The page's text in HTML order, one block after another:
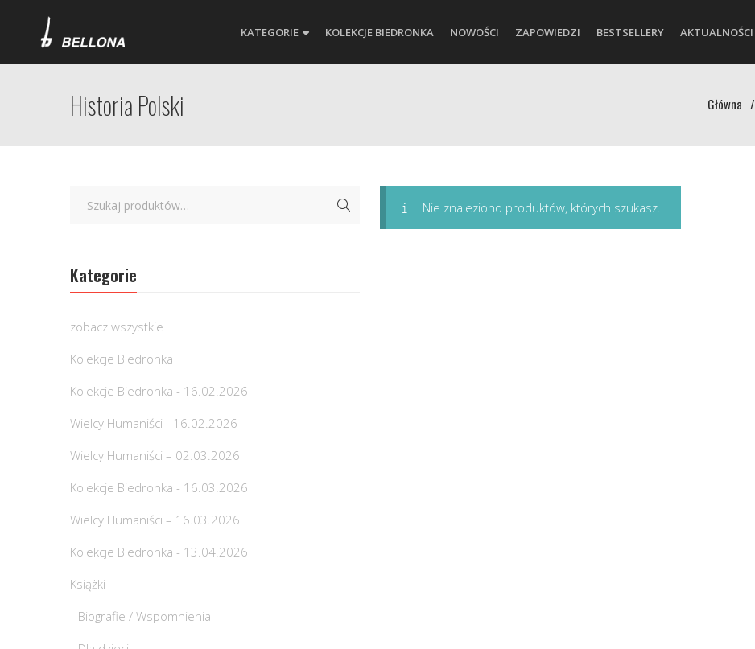
KATEGORIE KOLEKCJE BIEDRONKA NOWOŚCI ZAPOWIEDZI BESTSELLERY AKTUALNOŚCI
Historia Polski Główna /
Nie znaleziono produktów, których szukasz.
Kategorie
zobacz wszystkie
Kolekcje Biedronka
Kolekcje Biedronka - 16.02.2026
Wielcy Humaniści - 16.02.2026
Wielcy Humaniści – 02.03.2026
Kolekcje Biedronka - 16.03.2026
Wielcy Humaniści – 16.03.2026
Kolekcje Biedronka - 13.04.2026
Książki
Biografie / Wspomnienia